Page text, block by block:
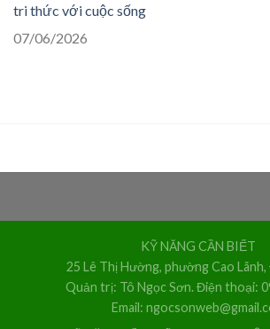
tri thức với cuộc sống
07/06/2026
KỸ NĂNG CẦN BIẾT
25 Lê Thị Hường, phường Cao
Quản trị: Tô Ngọc Sơn. Điện thoại:
Email: